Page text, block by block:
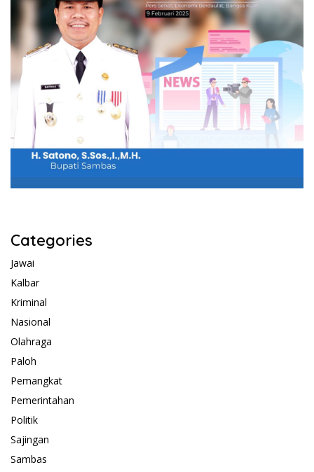
Categories
Jawai
Kalbar
Kriminal
Nasional
Olahraga
Paloh
Pemangkat
Pemerintahan
Politik
Sajingan
Sambas